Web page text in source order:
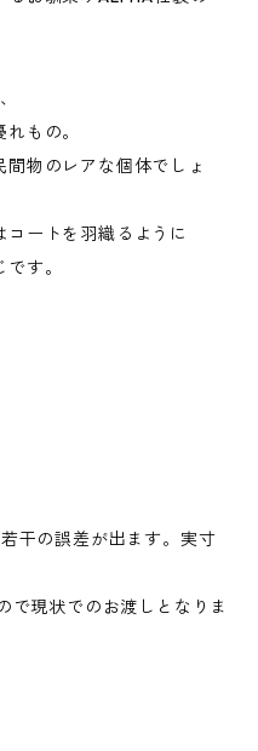
もの。
物のレアな個体でしょ
ートを羽織るように
す。
干の誤差が出ます。実寸
で現状でのお渡しとなりま